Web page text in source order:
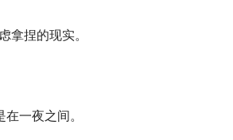
捏的现实。
一夜之间。